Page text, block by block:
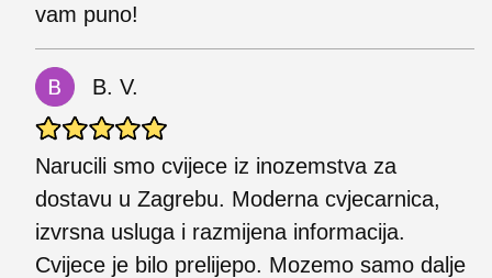
vam puno!
B. V.
Narucili smo cvijece iz inozemstva za
dostavu u Zagrebu. Moderna cvjecarnica,
izvrsna usluga i razmijena informacija.
Cvijece je bilo prelijepo. Mozemo samo dalje